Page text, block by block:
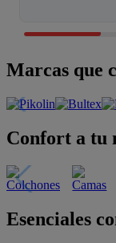
Marcas que
Confort a tu
Esenciales